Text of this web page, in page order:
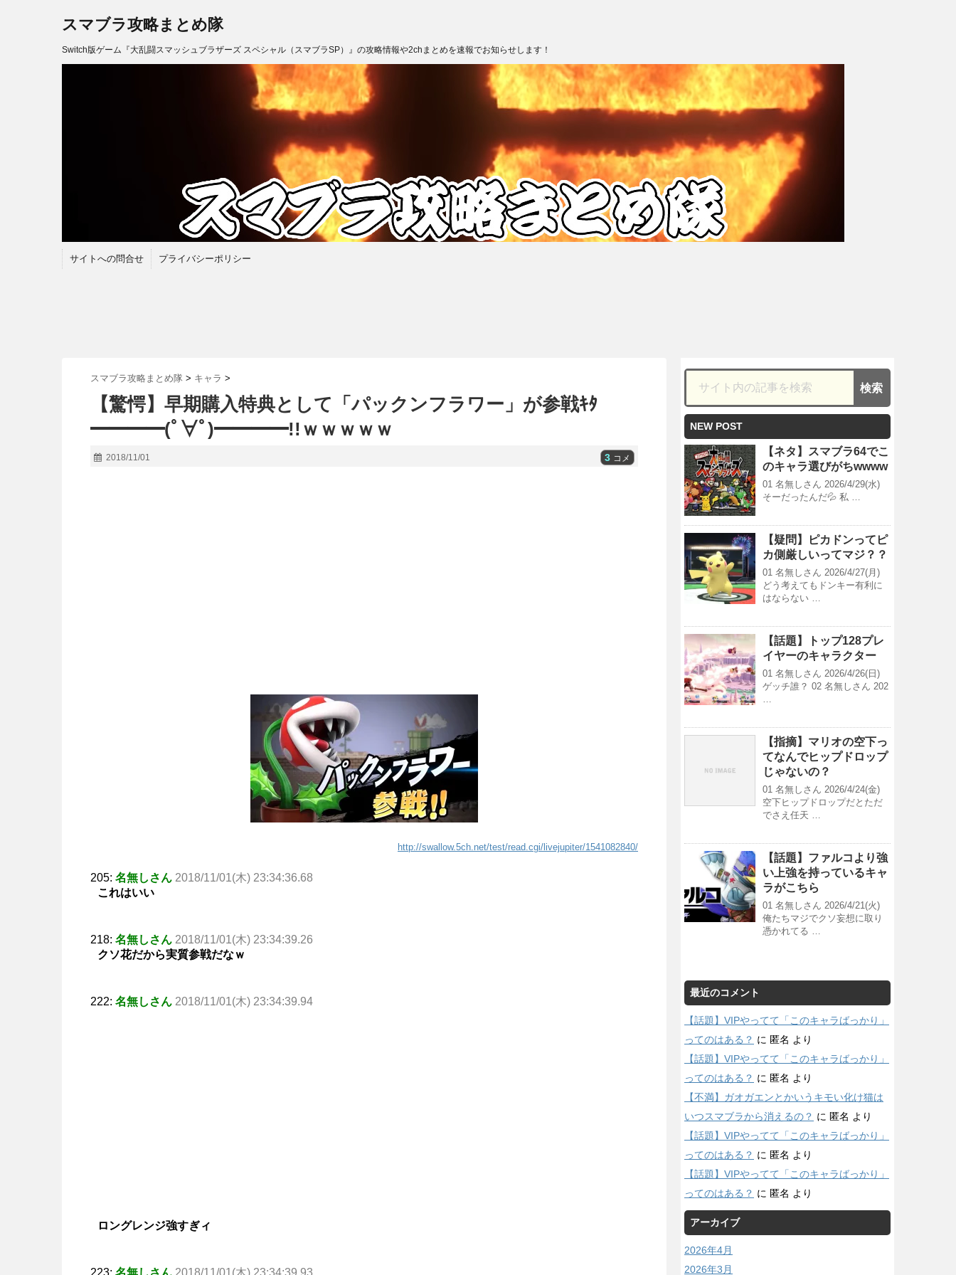
スマブラ攻略まとめ隊
Switch版ゲーム『大乱闘スマッシュブラザーズ スペシャル（スマブラSP）』の攻略情報や2chまとめを速報でお知らせします！
サイトへの問合せ プライバシーポリシー
スマブラ攻略まとめ隊 > キャラ >
【驚愕】早期購入特典として「パックンフラワー」が参戦ｷﾀ
━━━━(ﾟ∀ﾟ)━━━━!!ｗｗｗｗｗ
2018/11/01 3 コメ
http://swallow.5ch.net/test/read.cgi/livejupiter/1541082840/
205: 名無しさん 2018/11/01(木) 23:34:36.68
これはいい
218: 名無しさん 2018/11/01(木) 23:34:39.26
クソ花だから実質参戦だなｗ
222: 名無しさん 2018/11/01(木) 23:34:39.94
ロングレンジ強すぎィ
NEW POST
【ネタ】スマブラ64でこ
のキャラ選びがちwwww
01 名無しさん 2026/4/29(水)
そーだったんだ💦 私 …
【疑問】ピカドンってピ
カ側厳しいってマジ？？
01 名無しさん 2026/4/27(月)
どう考えてもドンキー有利に
はならない …
【話題】トップ128プレ
イヤーのキャラクター
01 名無しさん 2026/4/26(日)
ゲッチ誰？ 02 名無しさん 202
…
【指摘】マリオの空下っ
てなんでヒップドロップ
じゃないの？
01 名無しさん 2026/4/24(金)
空下ヒップドロップだとただ
でさえ任天 …
【話題】ファルコより強
い上強を持っているキャ
ラがこちら
01 名無しさん 2026/4/21(火)
俺たちマジでクソ妄想に取り
憑かれてる …
最近のコメント
【話題】VIPやってて「このキャラばっかり」
ってのはある？ に 匿名 より
【話題】VIPやってて「このキャラばっかり」
ってのはある？ に 匿名 より
【不満】ガオガエンとかいうキモい化け猫は
いつスマブラから消えるの？ に 匿名 より
【話題】VIPやってて「このキャラばっかり」
ってのはある？ に 匿名 より
【話題】VIPやってて「このキャラばっかり」
ってのはある？ に 匿名 より
アーカイブ
2026年4月
2026年3月